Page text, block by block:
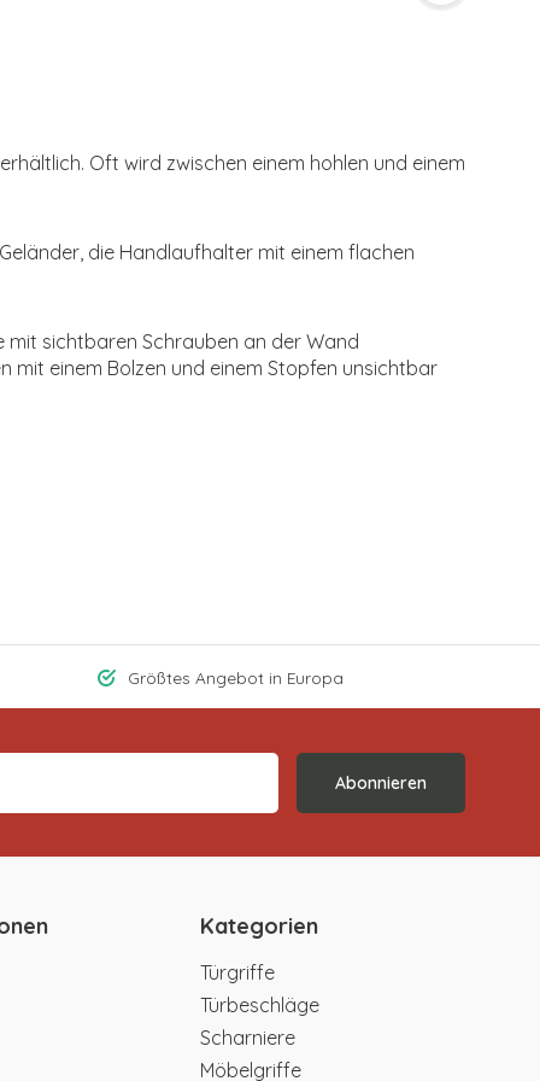
Oft wird zwischen einem hohlen und einem
die Handlaufhalter mit einem flachen
sichtbaren Schrauben an der Wand
einem Bolzen und einem Stopfen unsichtbar
Größtes Angebot in Europa
Abonnieren
Kategorien
Türgriffe
Türbeschläge
Scharniere
Möbelgriffe